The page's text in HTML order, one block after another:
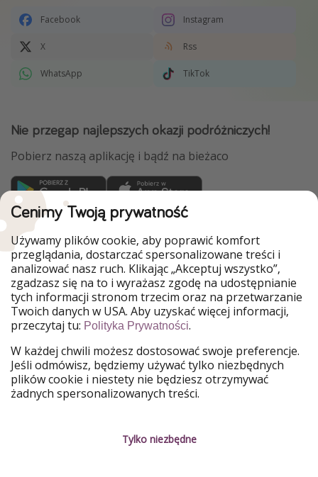
Facebook Instagram
X Rss
WhatsApp TikTok
Nie przegap najlepszych okazji podróżniczych!
Pobierz naszą aplikację i bądź na bieżaco
WakacyjniPiraci są częścią Grupy HolidayPirates
Nasze rynki
PiratinViaggio
HolidayPirates
VakantiePiraten
VoyagesPirates
Ferienpiraten
Urlaubspiraten
Urlaubspiraten
ViajerosPiratas
TravelPirates
Nasza grupa
HolidayPirates Group
Poznaj nas! Informacje prawne
Cenimy Twoją prywatność
Używamy plików cookie, aby poprawić komfort
przeglądania, dostarczać spersonalizowane treści i
analizować nasz ruch. Klikając „Akceptuj wszystko”,
zgadzasz się na to i wyrażasz zgodę na udostępnianie
tych informacji stronom trzecim oraz na przetwarzanie
Twoich danych w USA. Aby uzyskać więcej informacji,
przeczytaj tu: Polityka Prywatności.
W każdej chwili możesz dostosować swoje preferencje.
Jeśli odmówisz, będziemy używać tylko niezbędnych
plików cookie i niestety nie będziesz otrzymywać
żadnych spersonalizowanych treści.
Tylko niezbędne